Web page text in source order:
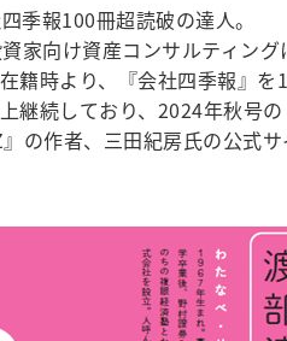
季報100冊超読破の達人。
家向け資産コンサルティン
籍時より、『会社四季報』
継続しており、2024年秋号
の作者、三田紀房氏の公式